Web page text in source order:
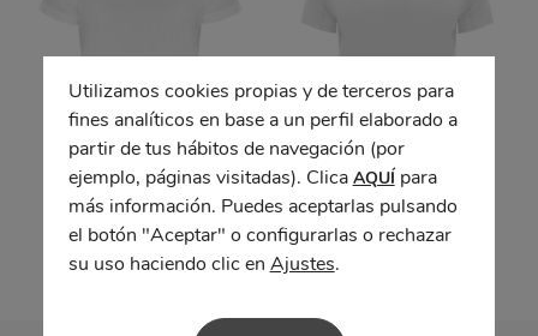
Camiseta técnica
CAMINERA
Camiseta técnica
BAHRAIN
Utilizamos cookies propias y de terceros para
fines analíticos en base a un perfil elaborado a
partir de tus hábitos de navegación (por
ejemplo, páginas visitadas). Clica AQUÍpara
más información. Puedes aceptarlas pulsando
el botón "Aceptar" o configurarlas o rechazar
su uso haciendo clic en Ajustes.